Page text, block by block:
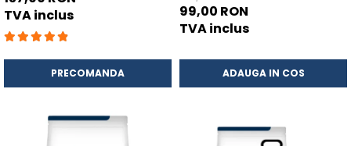
ACCESORII
TRIXIE
JUCARII
HĂINUȚE
Recipient hrana
TVA inclus
PRECOMANDA
99,00 RON
TVA inclus
ADAUGA IN COS